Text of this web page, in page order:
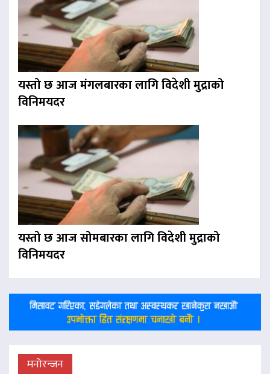
यस्तो छ आज मंगलबारका लागि विदेशी मुद्राको
विनिमयदर
यस्तो छ आज सोमबारका लागि विदेशी मुद्राको
विनिमयदर
मनोरन्जन